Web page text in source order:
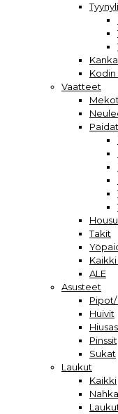
Kodin
Vaatteet
Mekot
Takit
ALE
Asusteet
Huivit
Sukat
Laukut
Kaikki